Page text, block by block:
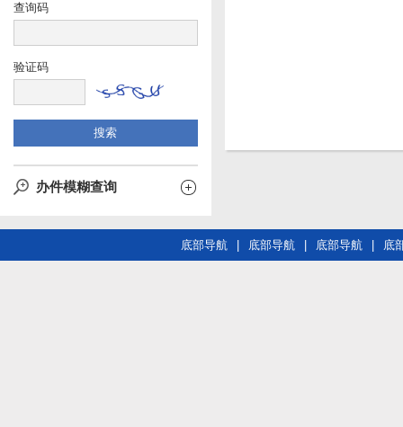
查询码
验证码
办件模糊查询
底部导航 底部导航 底部导航 底